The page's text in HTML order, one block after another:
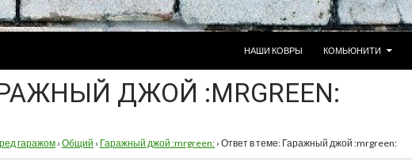
НАШИ КОВРЫ
КОМЬЮНИТИ
ДЖОЙ :MRGREEN:
гаражом› Общий › Гаражный джой :mrgreen: › Ответ в теме: Гаражный джой :mrgreen: